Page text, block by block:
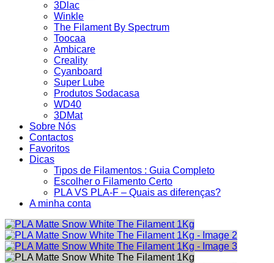
3Dlac
Winkle
The Filament By Spectrum
Toocaa
Ambicare
Creality
Cyanboard
Super Lube
Produtos Sodacasa
WD40
3DMat
Sobre Nós
Contactos
Favoritos
Dicas
Tipos de Filamentos : Guia Completo
Escolher o Filamento Certo
PLA VS PLA-F – Quais as diferenças?
A minha conta